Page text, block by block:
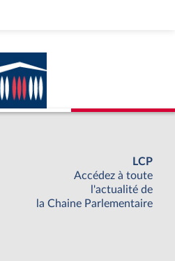
LCP
Accédez à toute
l'actualité de
la Chaine Parlementaire